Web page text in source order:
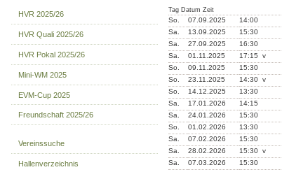
HVR 2025/26
HVR Quali 2025/26
HVR Pokal 2025/26
Mini-WM 2025
EVM-Cup 2025
Freundschaft 2025/26
Vereinssuche
Hallenverzeichnis
Tag Datum Zeit
So. 07.09.2025 14:00
Sa.
13.09.2025 15:30
Sa.
27.09.2025 16:30
Sa.
01.11.2025 17:15 v
So.
09.11.2025 15:30
So.
23.11.2025 14:30 v
So.
14.12.2025 13:30
Sa.
17.01.2026 14:15
Sa.
24.01.2026 15:30
So.
01.02.2026 13:30
Sa.
07.02.2026 15:30
Sa.
28.02.2026 15:30 v
Sa.
07.03.2026 15:30